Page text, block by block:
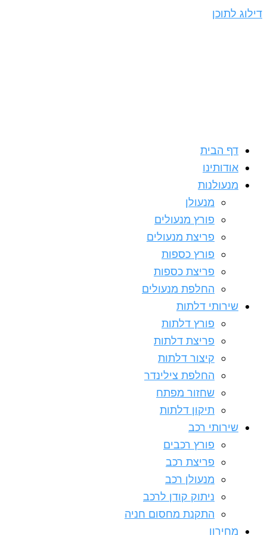
דילוג לתוכן
דף הבית
אודותינו
מנעולנות
מנעולן
פורץ מנעולים
פריצת מנעולים
פורץ כספות
פריצת כספות
החלפת מנעולים
שירותי דלתות
פורץ דלתות
פריצת דלתות
קיצור דלתות
החלפת צילינדר
שחזור מפתח
תיקון דלתות
שירותי רכב
פורץ רכבים
פריצת רכב
מנעולן רכב
ניתוק קודן לרכב
התקנת מחסום חניה
מחירון